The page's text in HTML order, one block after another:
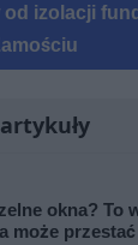
izolacji
okna? To
może przestać